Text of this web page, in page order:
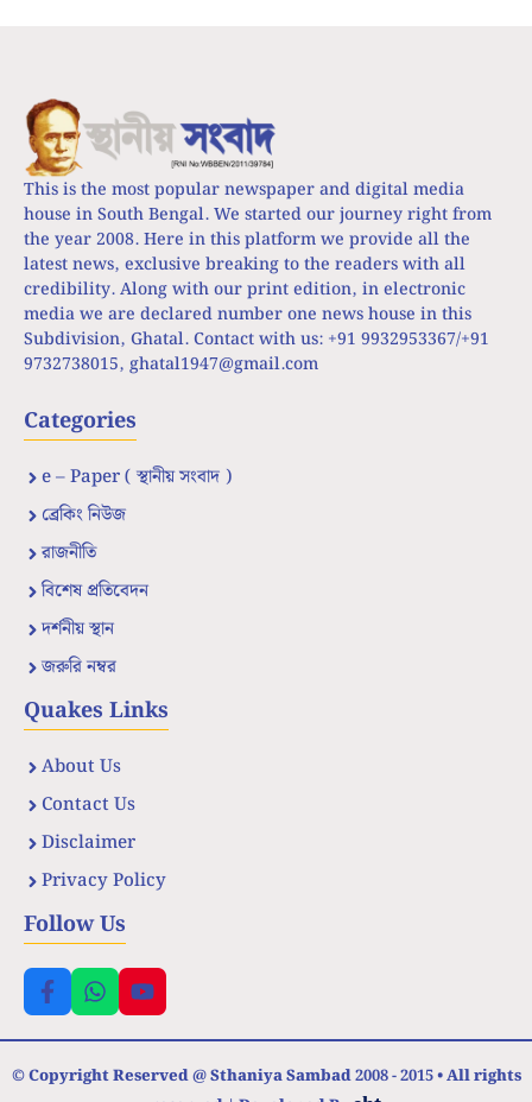
This is the most popular newspaper and digital media
house in South Bengal. We started our journey right from
the year 2008. Here in this platform we provide all the
latest news, exclusive breaking to the readers with all
credibility. Along with our print edition, in electronic
media we are declared number one news house in this
Subdivision, Ghatal. Contact with us: +91 9932953367/+91
9732738015, ghatal1947@gmail.com
Categories
e – Paper ( স্থানীয় সংবাদ )
ব্রেকিং নিউজ
রাজনীতি
বিশেষ প্রতিবেদন
দর্শনীয় স্থান
জরুরি নম্বর
Quakes Links
About Us
Contact Us
Disclaimer
Privacy Policy
Follow Us
© Copyright Reserved @ Sthaniya Sambad 2008 - 2015 • All rights